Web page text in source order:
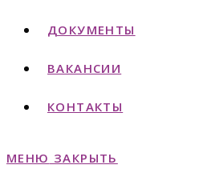
ДОКУМЕНТЫ
ВАКАНСИИ
КОНТАКТЫ
МЕНЮ ЗАКРЫТЬ